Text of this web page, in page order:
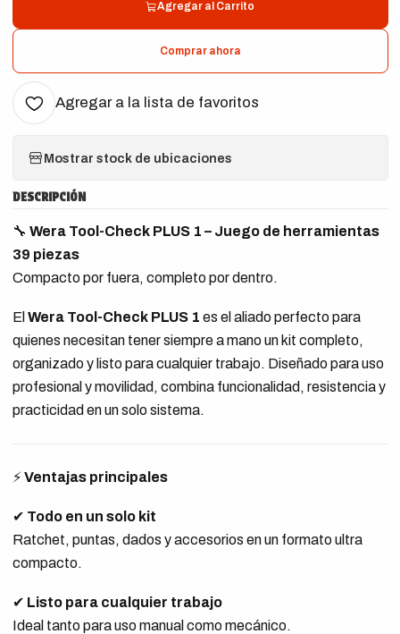
Agregar al Carrito
Comprar ahora
Agregar a la lista de favoritos
Mostrar stock de ubicaciones
DESCRIPCIÓN
🔧 Wera Tool-Check PLUS 1 – Juego de herramientas
39 piezas
Compacto por fuera, completo por dentro.
El Wera Tool-Check PLUS 1 es el aliado perfecto para
quienes necesitan tener siempre a mano un kit completo,
organizado y listo para cualquier trabajo. Diseñado para uso
profesional y movilidad, combina funcionalidad, resistencia y
practicidad en un solo sistema.
⚡Ventajas principales
✔ Todo en un solo kit
Ratchet, puntas, dados y accesorios en un formato ultra
compacto.
✔ Listo para cualquier trabajo
Ideal tanto para uso manual como mecánico.